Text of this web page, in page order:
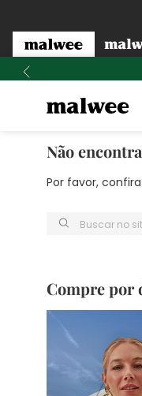
Não
Por favor,
Buscar no site
Compre por